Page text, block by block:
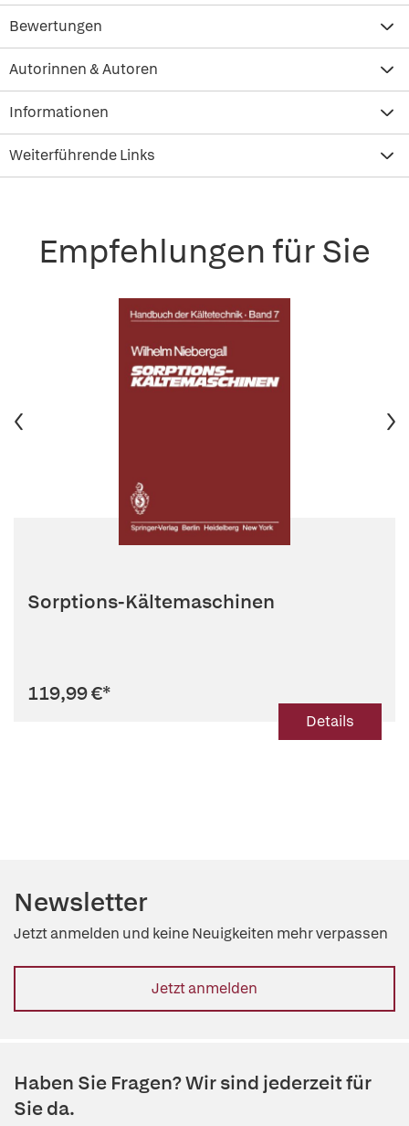
Bewertungen
Autorinnen & Autoren
Informationen
Weiterführende Links
Empfehlungen für Sie
Sorptions-Kältemaschinen
119,99 €*
Details
Newsletter
Jetzt anmelden und keine Neuigkeiten mehr verpassen
Jetzt anmelden
Haben Sie Fragen? Wir sind jederzeit für
Sie da.